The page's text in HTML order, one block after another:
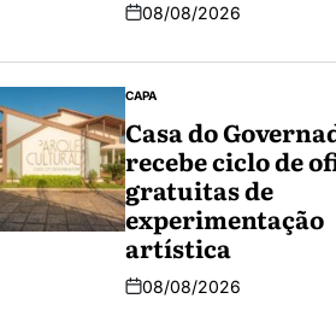
08/08/2026
CAPA
Casa do
recebe ciclo de
gratuitas de
experimentação
artística
08/08/2026